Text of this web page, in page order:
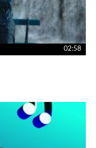
02:58